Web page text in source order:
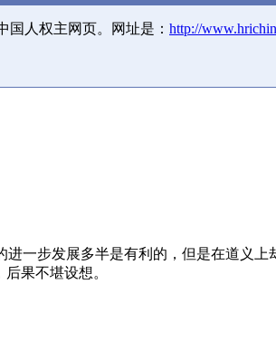
国人权主网页。网址是： http://
一步发展多半是有利的，但是在道义
果不堪设想。